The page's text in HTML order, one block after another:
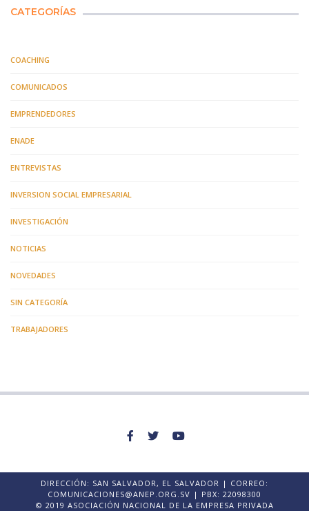
CATEGORÍAS
COACHING
COMUNICADOS
EMPRENDEDORES
ENADE
ENTREVISTAS
INVERSION SOCIAL EMPRESARIAL
INVESTIGACIÓN
NOTICIAS
NOVEDADES
SIN CATEGORÍA
TRABAJADORES
DIRECCIÓN: SAN SALVADOR, EL SALVADOR | CORREO:
COMUNICACIONES@ANEP.ORG.SV | PBX: 22098300
© 2019 ASOCIACIÓN NACIONAL DE LA EMPRESA PRIVADA